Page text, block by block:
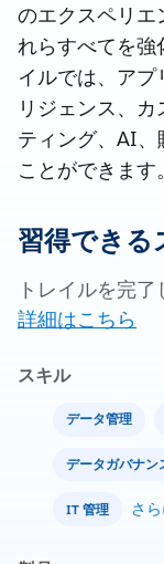
のエクスペリエ
れらすべてを強
イルでは、ア
リジェンス、
ティング、AI、
ことができます。
習得できる
トレイルを完
詳細はこちら
スキル
データ管理
データガバナン
IT 管理 さ